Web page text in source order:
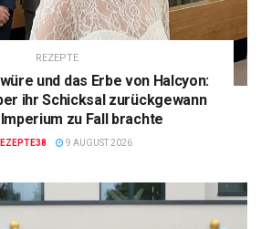
REZEPTE
und das Erbe von Halcyon:
ihr Schicksal zurückgewann
zu Fall brachte
9 AUGUST 2026